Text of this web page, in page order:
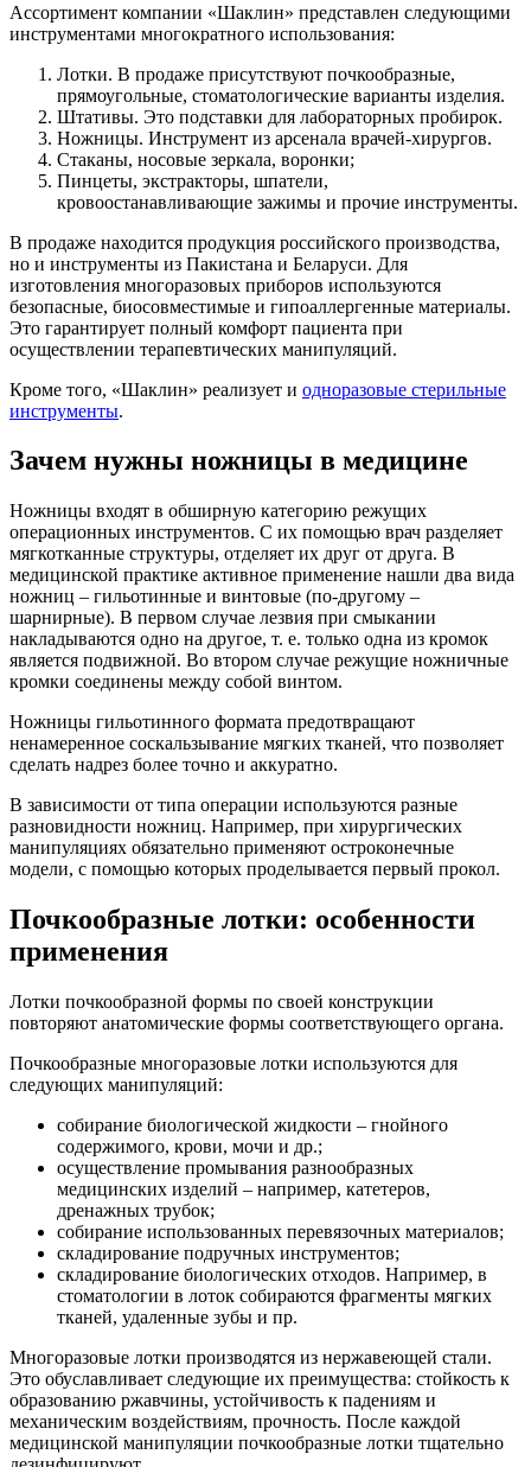
Ассортимент компании «Шаклин» представлен следующими
инструментами многократного использования:
Лотки. В продаже присутствуют почкообразные,
прямоугольные, стоматологические варианты изделия.
Штативы. Это подставки для лабораторных пробирок.
Ножницы. Инструмент из арсенала врачей-хирургов.
Стаканы, носовые зеркала, воронки;
Пинцеты, экстракторы, шпатели,
кровоостанавливающие зажимы и прочие инструменты.
В продаже находится продукция российского производства,
но и инструменты из Пакистана и Беларуси. Для
изготовления многоразовых приборов используются
безопасные, биосовместимые и гипоаллергенные материалы.
Это гарантирует полный комфорт пациента при
осуществлении терапевтических манипуляций.
Кроме того, «Шаклин» реализует и одноразовые стерильные
инструменты.
Зачем нужны ножницы в медицине
Ножницы входят в обширную категорию режущих
операционных инструментов. С их помощью врач разделяет
мягкотканные структуры, отделяет их друг от друга. В
медицинской практике активное применение нашли два вида
ножниц – гильотинные и винтовые (по-другому –
шарнирные). В первом случае лезвия при смыкании
накладываются одно на другое, т. е. только одна из кромок
является подвижной. Во втором случае режущие ножничные
кромки соединены между собой винтом.
Ножницы гильотинного формата предотвращают
ненамеренное соскальзывание мягких тканей, что позволяет
сделать надрез более точно и аккуратно.
В зависимости от типа операции используются разные
разновидности ножниц. Например, при хирургических
манипуляциях обязательно применяют остроконечные
модели, с помощью которых проделывается первый прокол.
Почкообразные лотки: особенности
применения
Лотки почкообразной формы по своей конструкции
повторяют анатомические формы соответствующего органа.
Почкообразные многоразовые лотки используются для
следующих манипуляций:
собирание биологической жидкости – гнойного
содержимого, крови, мочи и др.;
осуществление промывания разнообразных
медицинских изделий – например, катетеров,
дренажных трубок;
собирание использованных перевязочных материалов;
складирование подручных инструментов;
складирование биологических отходов. Например, в
стоматологии в лоток собираются фрагменты мягких
тканей, удаленные зубы и пр.
Многоразовые лотки производятся из нержавеющей стали.
Это обуславливает следующие их преимущества: стойкость к
образованию ржавчины, устойчивость к падениям и
механическим воздействиям, прочность. После каждой
медицинской манипуляции почкообразные лотки тщательно